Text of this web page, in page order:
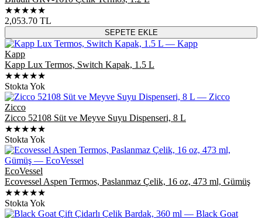
★★★★★
2,053.70 TL
SEPETE EKLE
Kapp
Kapp Lux Termos, Switch Kapak, 1.5 L
★★★★★
Stokta Yok
Zicco
Zicco 52108 Süt ve Meyve Suyu Dispenseri, 8 L
★★★★★
Stokta Yok
EcoVessel
Ecovessel Aspen Termos, Paslanmaz Çelik, 16 oz, 473 ml, Gümüş
★★★★★
Stokta Yok